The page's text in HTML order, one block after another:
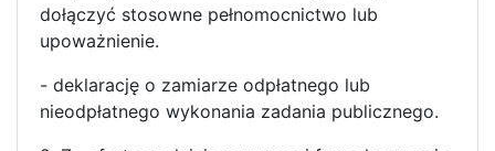
dołączyć stosowne pełnomocnictwo lub
upoważnienie.
- deklarację o zamiarze odpłatnego lub
nieodpłatnego wykonania zadania publicznego.